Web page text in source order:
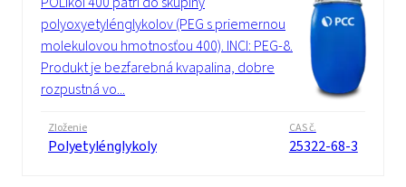
polyoxyetylénglykolov (PEG s priemernou
molekulovou hmotnosťou 400). INCI: PEG-8.
Produkt je bezfarebná kvapalina, dobre
rozpustná vo...
Zloženie
Polyetylénglykoly
CAS č.
25322-68-3